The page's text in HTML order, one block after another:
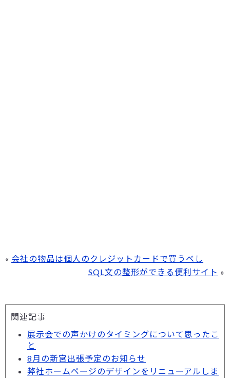
« 会社の物品は個人のクレジットカードで買うべし
SQL文の整形ができる便利サイト »
関連記事
展示会での声かけのタイミングについて思ったこ
と
8月の新宮出張予定のお知らせ
弊社ホームページのデザインをリニューアルしま